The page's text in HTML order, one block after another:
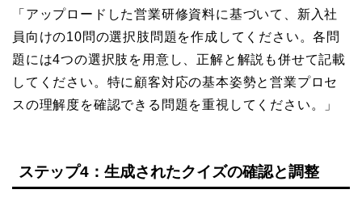
「アップロードした営業研修資料に基づいて、新入社
員向けの10問の選択肢問題を作成してください。各問
題には4つの選択肢を用意し、正解と解説も併せて記載
してください。特に顧客対応の基本姿勢と営業プロセ
スの理解度を確認できる問題を重視してください。」
ステップ4：生成されたクイズの確認と調整